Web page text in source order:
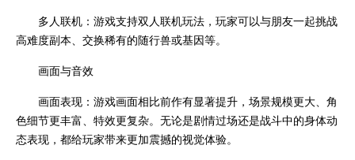
多人联机：游戏支持双人联机玩法，玩家可以与朋友一起挑战
高难度副本、交换稀有的随行兽或基因等。
画面与音效
画面表现：游戏画面相比前作有显著提升，场景规模更大、角
色细节更丰富、特效更复杂。无论是剧情过场还是战斗中的身体动
态表现，都给玩家带来更加震撼的视觉体验。